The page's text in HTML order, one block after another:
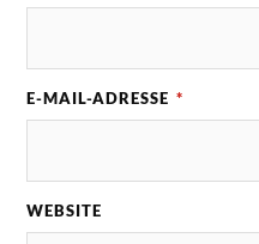
E-MAIL-ADRESSE *
WEBSITE